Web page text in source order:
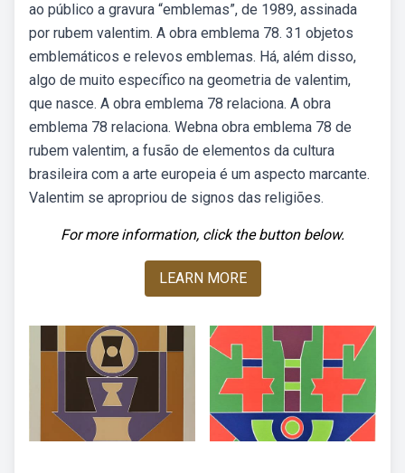
ao público a gravura “emblemas”, de 1989, assinada
por rubem valentim. A obra emblema 78. 31 objetos
emblemáticos e relevos emblemas. Há, além disso,
algo de muito específico na geometria de valentim,
que nasce. A obra emblema 78 relaciona. A obra
emblema 78 relaciona. Webna obra emblema 78 de
rubem valentim, a fusão de elementos da cultura
brasileira com a arte europeia é um aspecto marcante.
Valentim se apropriou de signos das religiões.
For more information, click the button below.
LEARN MORE